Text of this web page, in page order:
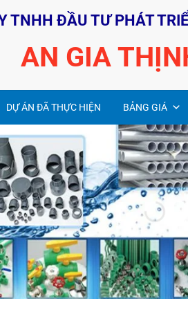
TNHH ĐẦU TƯ PHÁT
AN GIA
DỰ ÁN ĐÃ THỰC HIỆN BẢNG GIÁ